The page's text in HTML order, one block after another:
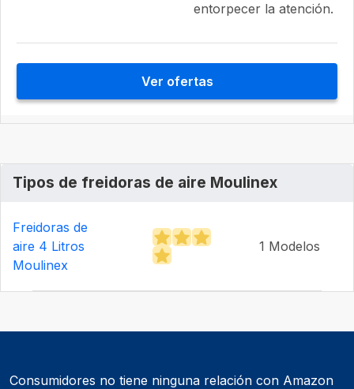
entorpecer la atención.
Ver ofertas
Tipos de freidoras de aire Moulinex
Freidoras de
aire 4 Litros
Moulinex
1 Modelos
Consumidores no tiene ninguna relación con Amazon